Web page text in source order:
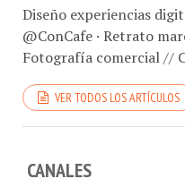
Diseño experiencias
@ConCafe · Retrato
Fotografía comercial //
VER TODOS LOS ARTÍCULOS
CANALES